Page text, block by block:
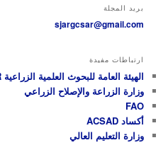
بريد المجلة
sjargcsar@gmail.com
ارتباطات مفيدة
الهيئة العامة للبحوث العلمية الزراعية GCSAR
وزارة الزراعة والإصلاح الزراعي
FAO
أكساد ACSAD
وزارة التعليم العالي